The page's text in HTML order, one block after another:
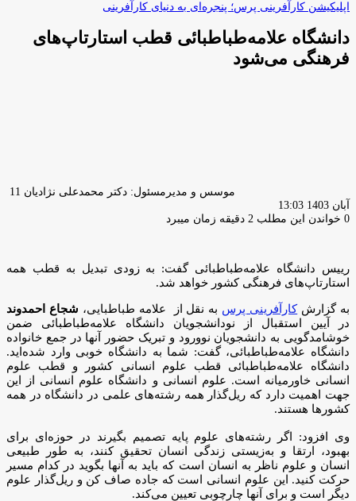
اپلیکیشن کارآفرینی پرس؛ پنجره‌ای به دنیای کارآفرینی
دانشگاه علامه‌طباطبائی قطب استارتاپ‌های
فرهنگی می‌شود
به گزارشکارآفرینی پرس
در آیین استقبال از نودانشجویان دانشگاه علامه‌طباطبائی ضمن
دانشگاه علامه‌طباطبائی قطب علوم انسانی کشور و قطب علوم
انسانی خاورمیانه است. علوم انسانی و دانشگاه علوم انسانی از این
جهت اهمیت دارد که ریل‌گذار همه رشته‌های علمی در دانشگاه در همه
کشور‌ها هستند.
وی افزود: اگر رشته‌های علوم پایه تصمیم بگیرند در حوزه‌ای برای
بهبود، ارتقا و به‌زیستی زندگی انسان تحقیق کنند، به طور طبیعی
انسان و علوم ناظر به انسان است که باید به آنها بگوید در کدام مسیر
حرکت کنید. این علوم انسانی است که جاده صاف کن و ریل‌گذار علوم
دیگر است و برای آنها چارچوبی تعیین می‌کند.
رئیس دانشگاه علامه‌طباطبائی عنوان کرد: تا چند سال پیش
فناوری‌های نوین، تکنولوژی‌ها، پارک‌های علم و فناوری و استارتاپ‌ها
مختص علوم فنی و مهندسی و رشته‌های غیر علوم انسانی بود ولی ما
می‌توانیم با افتخار بگوییم که امروز رشته علوم انسانی، در پرتو بحث
مسئولیت اجتماعی دانشگاه می‌خواهد این تکنولوژی‌ها را وارد عرصه
زندگی عمومی کند.